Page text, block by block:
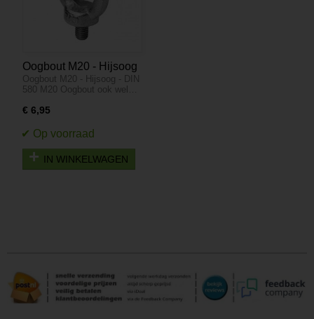
Oogbout M20 - Hijsoog
- DIN 580
Oogbout M20 - Hijsoog - DIN
580 M20 Oogbout ook wel…
€ 6,95
IN WINKELWAGEN